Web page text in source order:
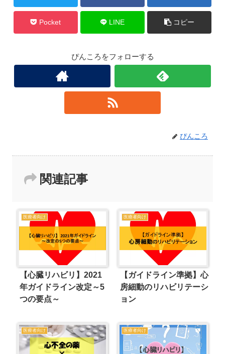
Pocket LINE コピー
ぴんころをフォローする
ぴんころ
関連記事
医療者向け
【心臓リハビリ】2021
年ガイドライン改定～5
つの要点～
医療者向け
【ガイドライン準拠】心
房細動のリハビリテーシ
ョン
医療者向け 医療者向け